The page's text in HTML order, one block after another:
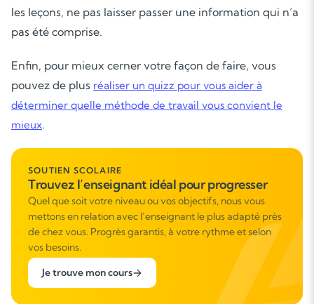
les leçons, ne pas laisser passer une information qui n’a
pas été comprise.
Enfin, pour mieux cerner votre façon de faire, vous
pouvez de plus réaliser un quizz pour vous aider à
déterminer quelle méthode de travail vous convient le
mieux.
SOUTIEN SCOLAIRE
Trouvez l’enseignant idéal pour progresser
Quel que soit votre niveau ou vos objectifs, nous vous
mettons en relation avec l’enseignant le plus adapté près
de chez vous. Progrès garantis, à votre rythme et selon
vos besoins.
Je trouve mon cours